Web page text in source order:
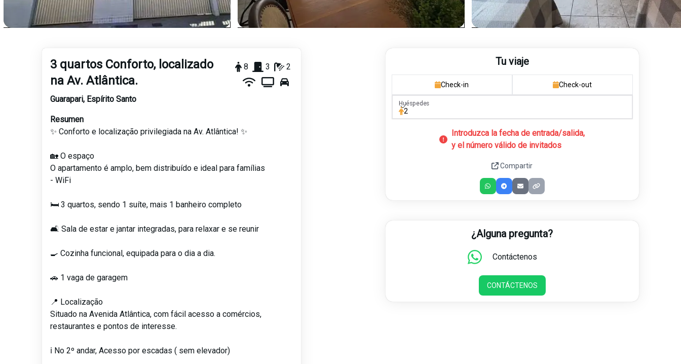
3 quartos Conforto, localizado
na Av. Atlântica.
8 3 2
Guarapari, Espírito Santo
Resumen
✨ Conforto e localização privilegiada na Av. Atlântica! ✨
🏡 O espaço
O apartamento é amplo, bem distribuído e ideal para famílias
- WiFi
🛏️ 3 quartos, sendo 1 suíte, mais 1 banheiro completo
🛋️ Sala de estar e jantar integradas, para relaxar e se reunir
🍳 Cozinha funcional, equipada para o dia a dia.
🚗 1 vaga de garagem
📍 Localização
Situado na Avenida Atlântica, com fácil acesso a comércios,
restaurantes e pontos de interesse.
ℹ️ No 2º andar, Acesso por escadas ( sem elevador)
Tu viaje
Check-in Check-out
Huéspedes
Huéspedes
2
Introduzca la fecha de entrada/salida,
y el número válido de invitados
Compartir
¿Alguna pregunta?
Contáctenos
CONTÁCTENOS